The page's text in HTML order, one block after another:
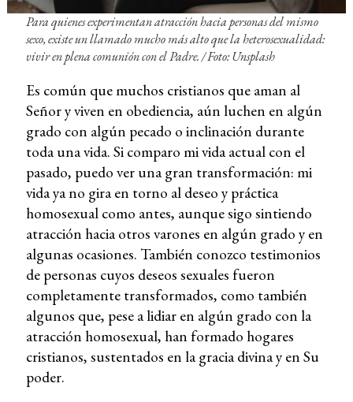
Para quienes experimentan atracción hacia personas del mismo
sexo, existe un llamado mucho más alto que la heterosexualidad:
vivir en plena comunión con el Padre. / Foto: Unsplash
Es común que muchos cristianos que aman al
Señor y viven en obediencia, aún luchen en algún
grado con algún pecado o inclinación durante
toda una vida. Si comparo mi vida actual con el
pasado, puedo ver una gran transformación: mi
vida ya no gira en torno al deseo y práctica
homosexual como antes, aunque sigo sintiendo
atracción hacia otros varones en algún grado y en
algunas ocasiones. También conozco testimonios
de personas cuyos deseos sexuales fueron
completamente transformados, como también
algunos que, pese a lidiar en algún grado con la
atracción homosexual, han formado hogares
cristianos, sustentados en la gracia divina y en Su
poder.